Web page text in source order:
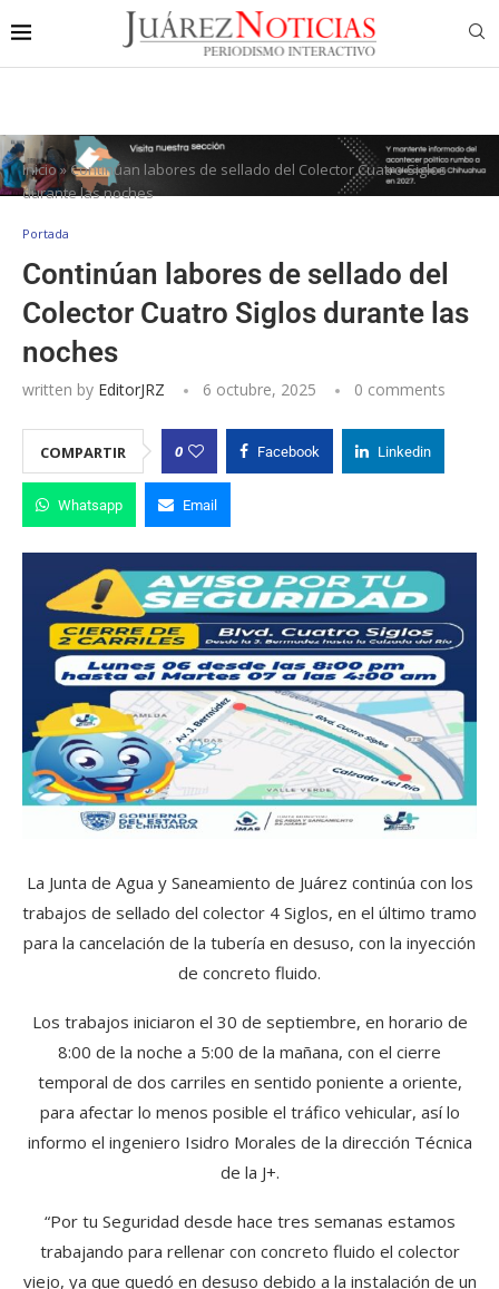
Inicio»Continúan labores de sellado del Colector Cuatro Siglos
durante las noches
Portada
Continúan labores de sellado del
Colector Cuatro Siglos durante las
noches
written by EditorJRZ 6 octubre, 2025 0 comments
COMPARTIR 0 Facebook Linkedin
Whatsapp Email
La Junta de Agua y Saneamiento de Juárez continúa con los
trabajos de sellado del colector 4 Siglos, en el último tramo
para la cancelación de la tubería en desuso, con la inyección
de concreto fluido.
Los trabajos iniciaron el 30 de septiembre, en horario de
8:00 de la noche a 5:00 de la mañana, con el cierre
temporal de dos carriles en sentido poniente a oriente,
para afectar lo menos posible el tráfico vehicular, así lo
informo el ingeniero Isidro Morales de la dirección Técnica
de la J+.
“Por tu Seguridad desde hace tres semanas estamos
trabajando para rellenar con concreto fluido el colector
viejo, ya que quedó en desuso debido a la instalación de un